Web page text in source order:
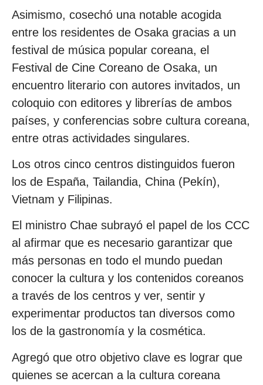
Asimismo, cosechó una notable acogida
entre los residentes de Osaka gracias a un
festival de música popular coreana, el
Festival de Cine Coreano de Osaka, un
encuentro literario con autores invitados, un
coloquio con editores y librerías de ambos
países, y conferencias sobre cultura coreana,
entre otras actividades singulares.
Los otros cinco centros distinguidos fueron
los de España, Tailandia, China (Pekín),
Vietnam y Filipinas.
El ministro Chae subrayó el papel de los CCC
al afirmar que es necesario garantizar que
más personas en todo el mundo puedan
conocer la cultura y los contenidos coreanos
a través de los centros y ver, sentir y
experimentar productos tan diversos como
los de la gastronomía y la cosmética.
Agregó que otro objetivo clave es lograr que
quienes se acercan a la cultura coreana